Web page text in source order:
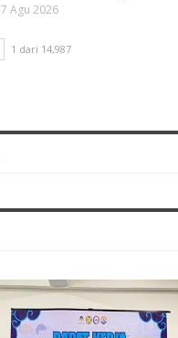
7 Agu 2026
1 dari 14,987